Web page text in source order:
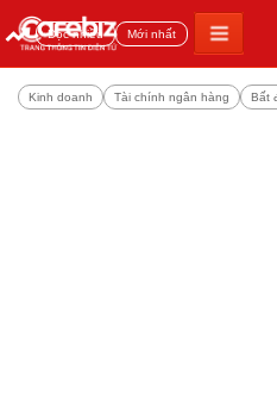
Đọc nhiều Mới nhất
Kinh doanh Tài chính ngân hàng Bất